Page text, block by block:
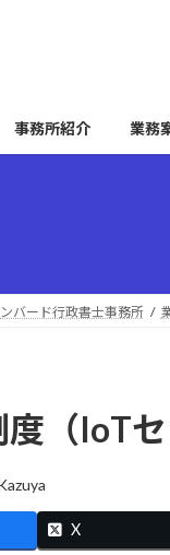
事務所紹介 業務
バード行政書士事務所
度（IoT
X